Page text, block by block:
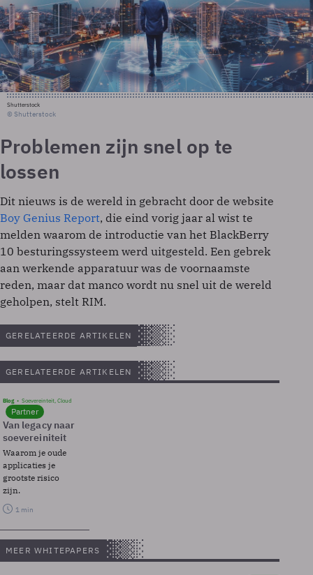
Shutterstock
© Shutterstock
Problemen zijn snel op te
lossen
Dit nieuws is de wereld in gebracht door de website
Boy Genius Report, die eind vorig jaar al wist te
melden waarom de introductie van het BlackBerry
10 besturingssysteem werd uitgesteld. Een gebrek
aan werkende apparatuur was de voornaamste
reden, maar dat manco wordt nu snel uit de wereld
geholpen, stelt RIM.
GERELATEERDE ARTIKELEN
GERELATEERDE ARTIKELEN
Blog Soevereinteit, Cloud
Partner
Van legacy naar
soevereiniteit
Waarom je oude
applicaties je
grootste risico
zijn.
1 min
MEER WHITEPAPERS